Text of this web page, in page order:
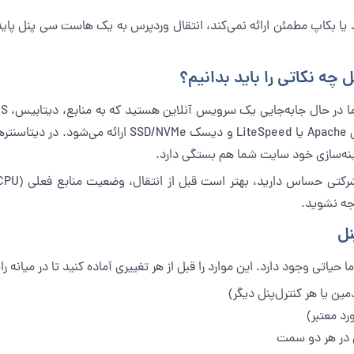
نکاتی را باید بدانیم؟
خود سایت شما هم بستگی دارد.
وجود دارد. این موارد را قبل از هر تغییری آماده کنید تا در
یا هر کنترل‌پنل دیگر)
معتبر)